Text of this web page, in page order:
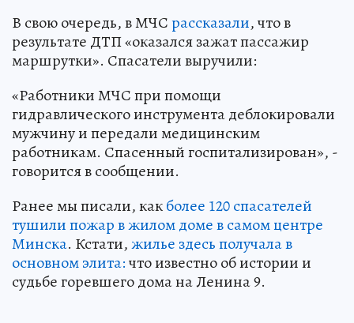
В свою очередь, в МЧСрассказали, что в
результате ДТП «оказался зажат пассажир
маршрутки». Спасатели выручили:
«Работники МЧС при помощи
гидравлического инструмента деблокировали
мужчину и передали медицинским
работникам. Спасенный госпитализирован», -
говорится в сообщении.
Ранее мы писали, какболее 120 спасателей
тушили пожар в жилом доме в самом центре
Минска. Кстати,жилье здесь получала в
основном элита:что известно об истории и
судьбе горевшего дома на Ленина 9.